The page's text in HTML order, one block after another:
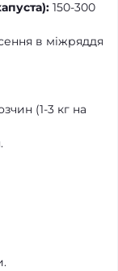
150-300
в міжряддя
(1-3 кг на